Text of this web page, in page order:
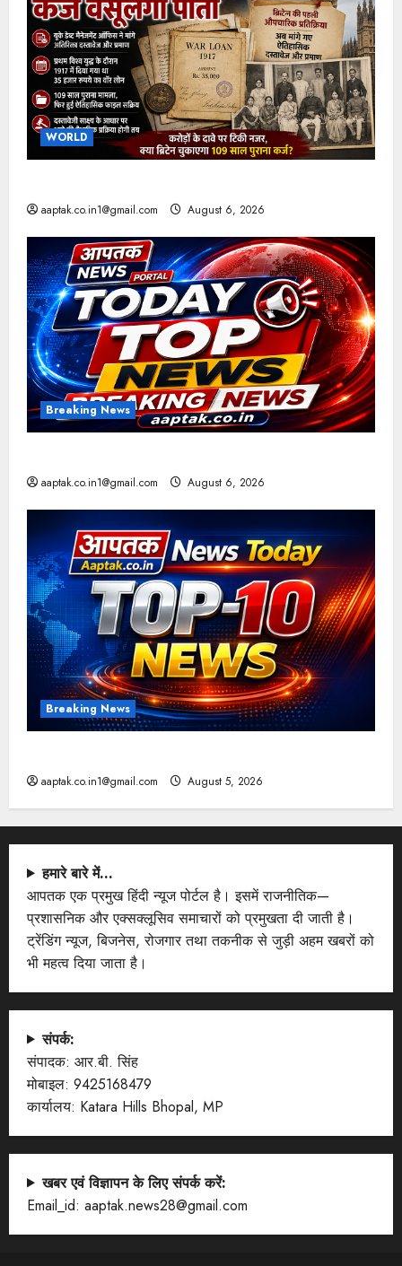
WORLD
aaptak.co.in1@gmail.com August 6, 2026
Breaking News
aaptak.co.in1@gmail.com August 6, 2026
Breaking News
aaptak.co.in1@gmail.com August 5, 2026
हमारे बारे में…
आपतक एक प्रमुख हिंदी न्यूज पोर्टल है। इसमें राजनीतिक—
प्रशासनिक और एक्सक्लूसिव समाचारों को प्रमुखता दी जाती है।
ट्रेंडिंग न्यूज, बिजनेस, रोजगार तथा तकनीक से जुड़ी अहम खबरों को
भी महत्व दिया जाता है।
संपर्क:
संपादक: आर.बी. सिंह
मोबाइल: 9425168479
कार्यालय: Katara Hills Bhopal, MP
खबर एवं विज्ञापन के लिए संपर्क करें:
Email_id: aaptak.news28@gmail.com